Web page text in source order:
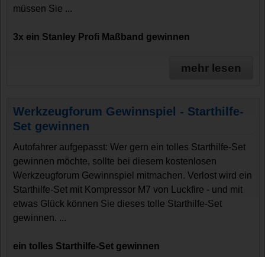
müssen Sie ...
3x ein Stanley Profi Maßband gewinnen
mehr lesen
Werkzeugforum Gewinnspiel - Starthilfe-
Set gewinnen
Autofahrer aufgepasst: Wer gern ein tolles Starthilfe-Set
gewinnen möchte, sollte bei diesem kostenlosen
Werkzeugforum Gewinnspiel mitmachen. Verlost wird ein
Starthilfe-Set mit Kompressor M7 von Luckfire - und mit
etwas Glück können Sie dieses tolle Starthilfe-Set
gewinnen. ...
ein tolles Starthilfe-Set gewinnen